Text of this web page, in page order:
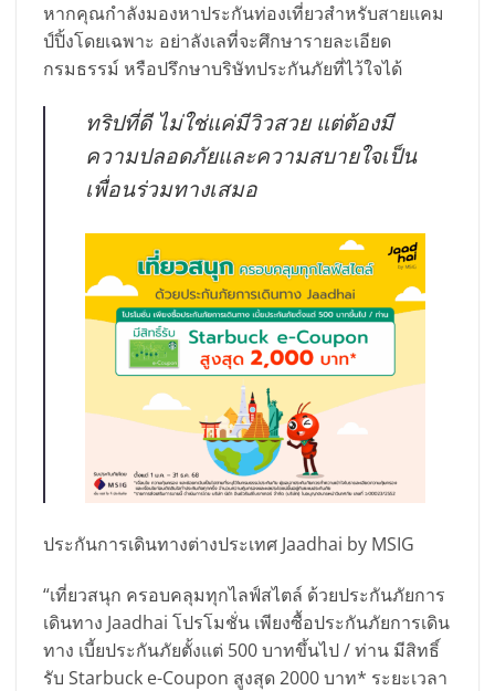
หากคุณกำลังมองหาประกันท่องเที่ยวสำหรับสายแคม
ป์ปิ้งโดยเฉพาะ อย่าลังเลที่จะศึกษารายละเอียด
กรมธรรม์ หรือปรึกษาบริษัทประกันภัยที่ไว้ใจได้
ทริปที่ดี ไม่ใช่แค่มีวิวสวย แต่ต้องมี
ความปลอดภัยและความสบายใจเป็น
เพื่อนร่วมทางเสมอ
ประกันการเดินทางต่างประเทศ Jaadhai by MSIG
“เที่ยวสนุก ครอบคลุมทุกไลฟ์สไตล์ ด้วยประกันภัยการ
เดินทาง Jaadhai โปรโมชั่น เพียงซื้อประกันภัยการเดิน
ทาง เบี้ยประกันภัยตั้งแต่ 500 บาทขึ้นไป / ท่าน มีสิทธิ์
รับ Starbuck e-Coupon สูงสุด 2000 บาท* ระยะเวลา